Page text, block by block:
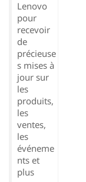
Lenovo
pour
recevoir
de
précieuse
s mises à
jour sur
les
produits,
les
ventes,
les
événeme
nts et
plus